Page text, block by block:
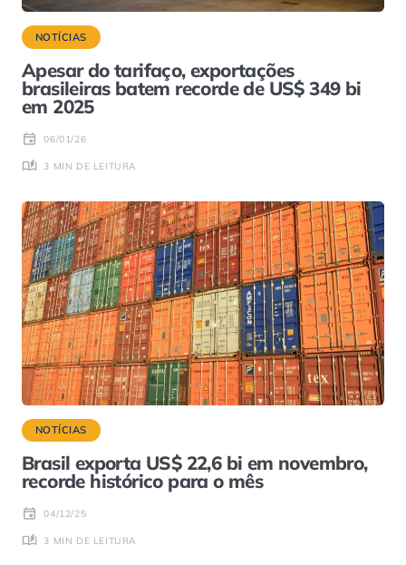
NOTÍCIAS
Apesar do tarifaço, exportações
brasileiras batem recorde de US$ 349 bi
em 2025
06/01/26
3 MIN DE LEITURA
NOTÍCIAS
Brasil exporta US$ 22,6 bi em novembro,
recorde histórico para o mês
04/12/25
3 MIN DE LEITURA